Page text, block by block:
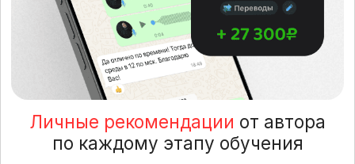
Во время курса:
Начала продажу саженцев
деревьев оптом. За первый месяц
До курса:
Мастер маникюра, доход
30 тыс в месяц